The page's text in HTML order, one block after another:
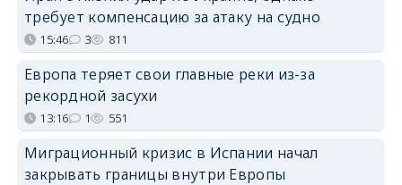
требует компенсацию за атаку на судно
15:46 3 811
Европа теряет свои главные реки из-за
рекордной засухи
13:16 1 551
Миграционный кризис в Испании начал
закрывать границы внутри Европы